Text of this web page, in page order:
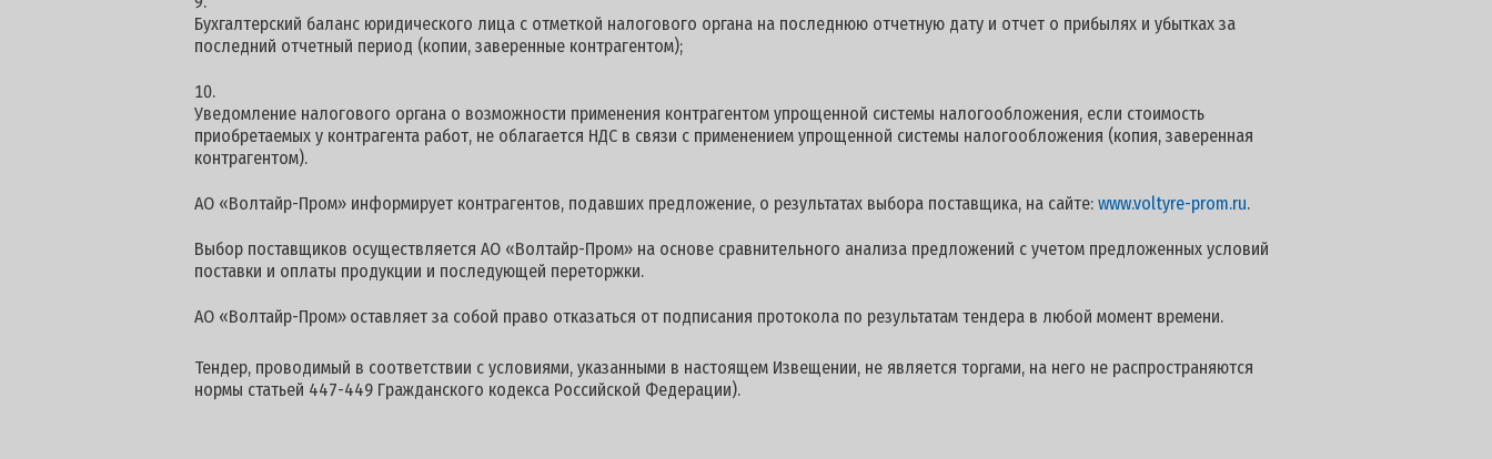
Бухгалтерский баланс юридического лица с отметкой налогового органа на последнюю отчетную дату и отчет о прибылях и убытках за
последний отчетный период (копии, заверенные контрагентом);
Уведомление налогового органа о возможности применения контрагентом упрощенной системы налогообложения, если стоимость
приобретаемых у контрагента работ, не облагается НДС в связи с применением упрощенной системы налогообложения (копия, заверенная
контрагентом).
АО «Волтайр-Пром» информирует контрагентов, подавших предложение, о результатах выбора поставщика, на сайте: www.voltyre-prom.ru.
Выбор поставщиков осуществляется АО «Волтайр-Пром» на основе сравнительного анализа предложений с учетом предложенных условий
поставки и оплаты продукции и последующей переторжки.
АО «Волтайр-Пром» оставляет за собой право отказаться от подписания протокола по результатам тендера в любой момент времени.
Тендер, проводимый в соответствии с условиями, указанными в настоящем Извещении, не является торгами, на него не распространяются
нормы статьей 447-449 Гражданского кодекса Российской Федерации).